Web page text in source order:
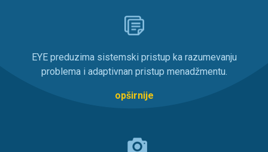
EYE preduzima sistemski pristup ka razumevanju
problema i adaptivnan pristup menadžmentu.
opširnije